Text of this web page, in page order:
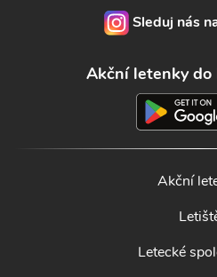
Sleduj nás
Akční letenky do
Akční
Letecké